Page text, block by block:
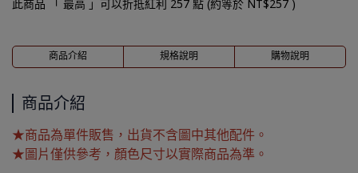
此商品 「 最高 」可以折抵紅利 257 點 (約等於 NT$257 )
商品介紹 規格說明 購物說明
商品介紹
★商品為單件販售，出貨不含圖中其他配件。
★圖片僅供參考，顏色尺寸以實際商品為準。